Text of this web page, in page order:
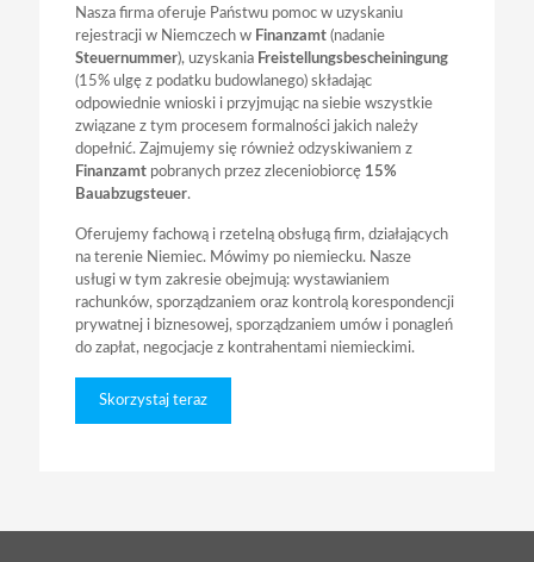
Nasza firma oferuje Państwu pomoc w uzyskaniu
rejestracji w Niemczech w Finanzamt (nadanie
Steuernummer), uzyskania Freistellungsbescheiningung
(15% ulgę z podatku budowlanego) składając
odpowiednie wnioski i przyjmując na siebie wszystkie
związane z tym procesem formalności jakich należy
dopełnić. Zajmujemy się również odzyskiwaniem z
Finanzamt pobranych przez zleceniobiorcę 15%
Bauabzugsteuer.
Oferujemy fachową i rzetelną obsługą firm, działających
na terenie Niemiec. Mówimy po niemiecku. Nasze
usługi w tym zakresie obejmują: wystawianiem
rachunków, sporządzaniem oraz kontrolą korespondencji
prywatnej i biznesowej, sporządzaniem umów i ponagleń
do zapłat, negocjacje z kontrahentami niemieckimi.
Skorzystaj teraz